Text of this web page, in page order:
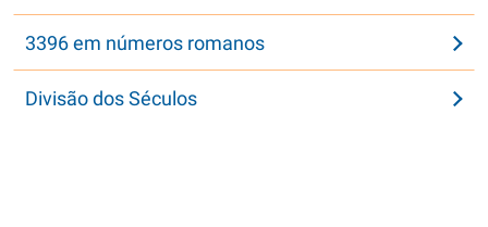
3396 em números romanos
Divisão dos Séculos